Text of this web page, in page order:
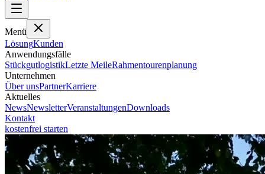
Menü
LösungKunden
Anwendungsfälle
StückgutlogistikLetzte MeileRahmentourenplanung
Unternehmen
Über unsPartnerKarriere
Aktuelles
NewsNewsletterVeranstaltungenDownloads
Kontakt
kostenfrei starten